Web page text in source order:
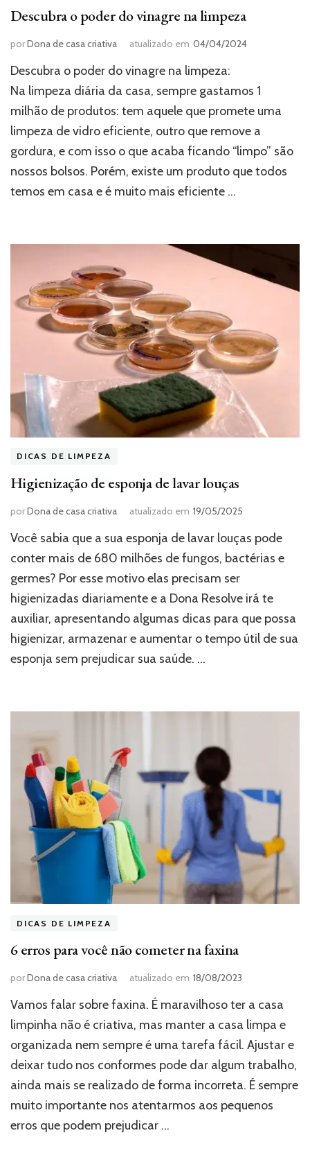
Descubra o poder do vinagre na limpeza
porDona de casa criativa atualizado em 04/04/2024
Descubra o poder do vinagre na limpeza:
Na limpeza diária da casa, sempre gastamos 1
milhão de produtos: tem aquele que promete uma
limpeza de vidro eficiente, outro que remove a
gordura, e com isso o que acaba ficando “limpo” são
nossos bolsos. Porém, existe um produto que todos
temos em casa e é muito mais eficiente …
DICAS DE LIMPEZA
Higienização de esponja de lavar louças
porDona de casa criativa atualizado em 19/05/2025
Você sabia que a sua esponja de lavar louças pode
conter mais de 680 milhões de fungos, bactérias e
germes? Por esse motivo elas precisam ser
higienizadas diariamente e a Dona Resolve irá te
auxiliar, apresentando algumas dicas para que possa
higienizar, armazenar e aumentar o tempo útil de sua
esponja sem prejudicar sua saúde. …
DICAS DE LIMPEZA
6 erros para você não cometer na faxina
porDona de casa criativa atualizado em 18/08/2023
Vamos falar sobre faxina. É maravilhoso ter a casa
limpinha não é criativa, mas manter a casa limpa e
organizada nem sempre é uma tarefa fácil. Ajustar e
deixar tudo nos conformes pode dar algum trabalho,
ainda mais se realizado de forma incorreta. É sempre
muito importante nos atentarmos aos pequenos
erros que podem prejudicar …